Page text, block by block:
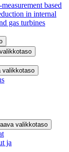
based
in internal
gas turbines
valikkotaso
valikkotaso
ja